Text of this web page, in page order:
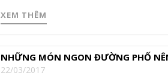
XEM THÊM
NHỮNG MÓN NGON ĐƯỜNG PHỐ
22/03/2017